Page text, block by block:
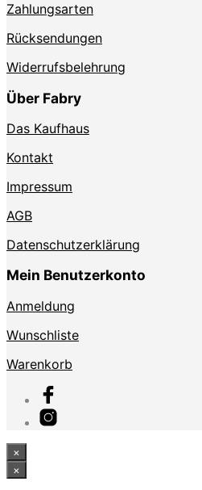
Zahlungsarten
Rücksendungen
Widerrufsbelehrung
Über Fabry
Das Kaufhaus
Kontakt
Impressum
AGB
Datenschutzerklärung
Mein Benutzerkonto
Anmeldung
Wunschliste
Warenkorb
×
×